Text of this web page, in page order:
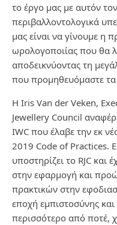
το έργο μας με αυτόν
περιβαλλοντολογικά
μας είναι να γίνουμε η
ωρολογοποιίας που θα
αποδεικνύοντας τη
που προμηθευόμαστε τα
H Iris Van der Veken,
Jewellery Council
IWC που έλαβε την εκ
2019 Code of Practices.
υποστηρίζει το RJC και
στην εφαρμογή και
πρακτικών στην
εποχή εμπιστοσύνης
περισσότερο από ποτέ,